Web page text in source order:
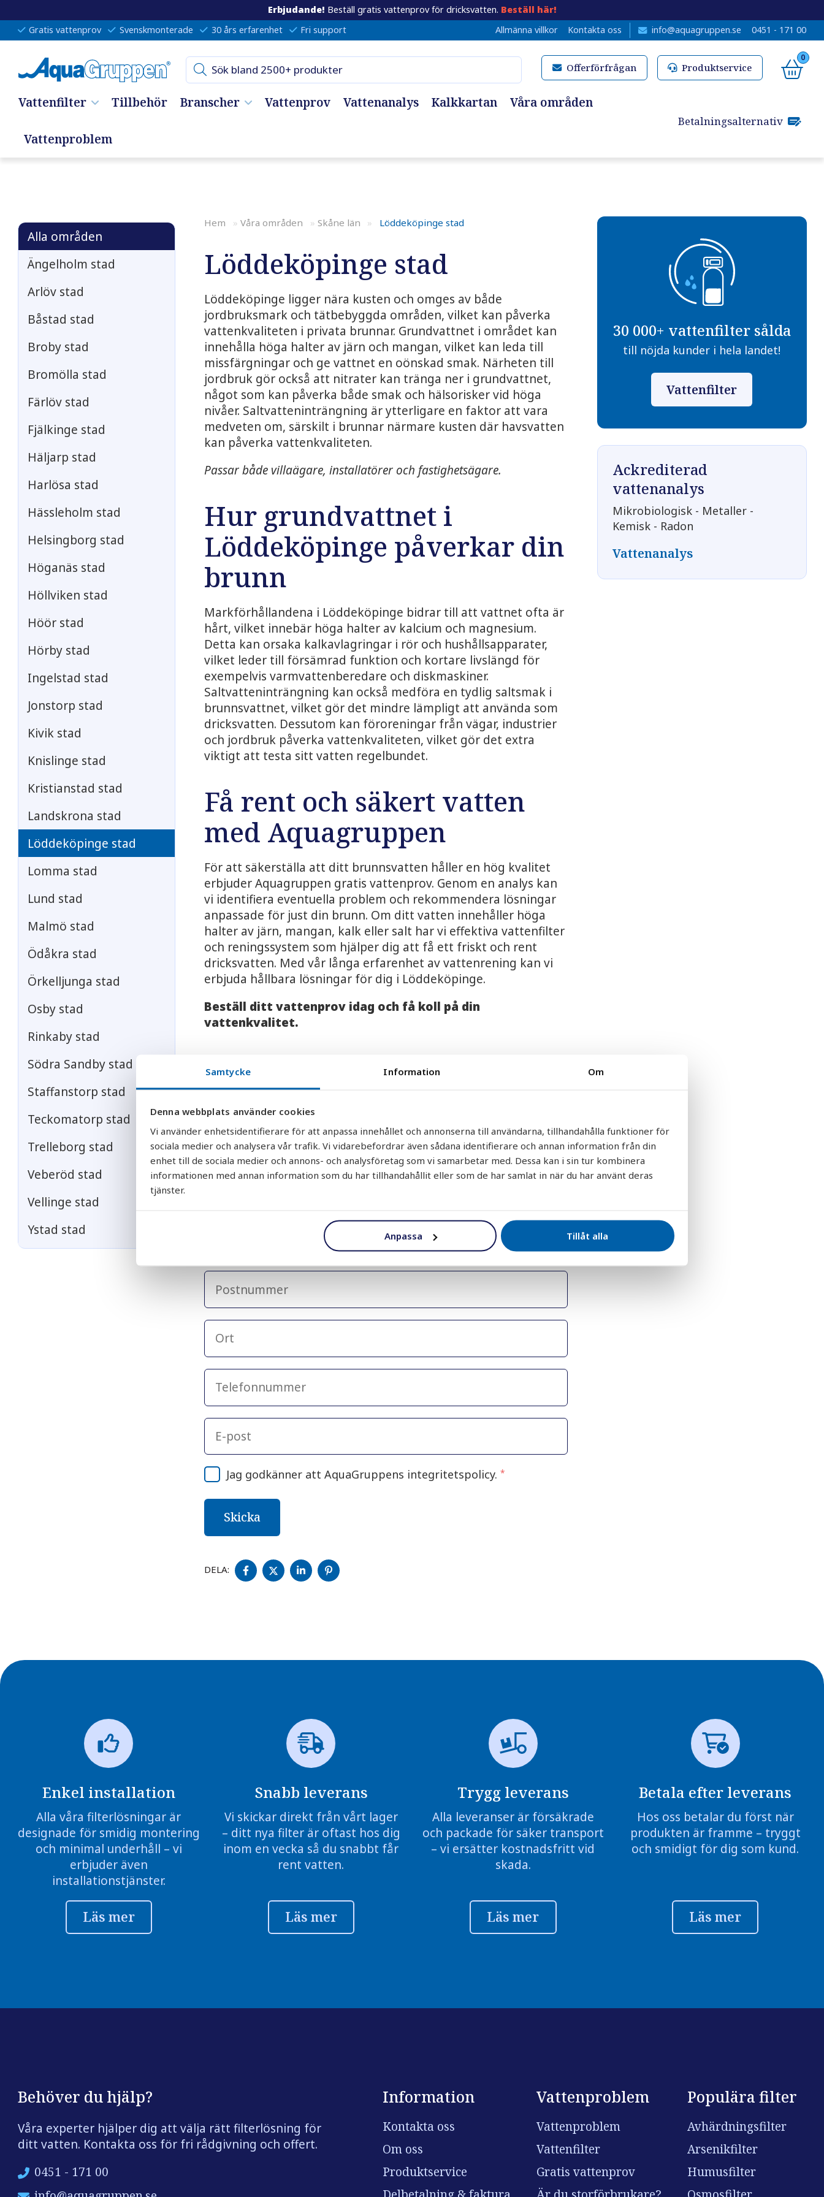
Samtycke Information Om
Denna webbplats använder cookies
Vi använder enhetsidentifierare för att anpassa innehållet och annonserna till användarna, tillhandahålla funktioner för
sociala medier och analysera vår trafik. Vi vidarebefordrar även sådana identifierare och annan information från din
enhet till de sociala medier och annons- och analysföretag som vi samarbetar med. Dessa kan i sin tur kombinera
informationen med annan information som du har tillhandahållit eller som de har samlat in när du har använt deras
tjänster.
Anpassa Tillåt alla
Erbjudande! Beställ gratis vattenprov för dricksvatten. Beställ här!
Gratis vattenprov
Svenskmonterade 30 års erfarenhet Fri support Allmänna villkor Kontakta oss info@aquagruppen.se 0451 - 171 00
Offerförfrågan Produktservice
0
Vattenfilter Tillbehör Branscher Vattenprov Vattenanalys Kalkkartan Våra områden
Vattenproblem
Betalningsalternativ
Alla områden
Ängelholm stad
Arlöv stad
Båstad stad
Broby stad
Bromölla stad
Färlöv stad
Fjälkinge stad
Häljarp stad
Harlösa stad
Hässleholm stad
Helsingborg stad
Höganäs stad
Höllviken stad
Höör stad
Hörby stad
Ingelstad stad
Jonstorp stad
Kivik stad
Knislinge stad
Kristianstad stad
Landskrona stad
Löddeköpinge stad
Lomma stad
Lund stad
Malmö stad
Ödåkra stad
Örkelljunga stad
Osby stad
Rinkaby stad
Södra Sandby stad
Staffanstorp stad
Teckomatorp stad
Trelleborg stad
Veberöd stad
Vellinge stad
Ystad stad
Hem » Våra områden » Skåne län » Löddeköpinge stad
Löddeköpinge stad
Löddeköpinge ligger nära kusten och omges av både
jordbruksmark och tätbebyggda områden, vilket kan påverka
vattenkvaliteten i privata brunnar. Grundvattnet i området kan
innehålla höga halter av järn och mangan, vilket kan leda till
missfärgningar och ge vattnet en oönskad smak. Närheten till
jordbruk gör också att nitrater kan tränga ner i grundvattnet,
något som kan påverka både smak och hälsorisker vid höga
nivåer. Saltvatteninträngning är ytterligare en faktor att vara
medveten om, särskilt i brunnar närmare kusten där havsvatten
kan påverka vattenkvaliteten.
Passar både villaägare, installatörer och fastighetsägare.
Hur grundvattnet i
Löddeköpinge påverkar din
brunn
Markförhållandena i Löddeköpinge bidrar till att vattnet ofta är
hårt, vilket innebär höga halter av kalcium och magnesium.
Detta kan orsaka kalkavlagringar i rör och hushållsapparater,
vilket leder till försämrad funktion och kortare livslängd för
exempelvis varmvattenberedare och diskmaskiner.
Saltvatteninträngning kan också medföra en tydlig saltsmak i
brunnsvattnet, vilket gör det mindre lämpligt att använda som
dricksvatten. Dessutom kan föroreningar från vägar, industrier
och jordbruk påverka vattenkvaliteten, vilket gör det extra
viktigt att testa sitt vatten regelbundet.
Få rent och säkert vatten
med Aquagruppen
För att säkerställa att ditt brunnsvatten håller en hög kvalitet
erbjuder Aquagruppen gratis vattenprov. Genom en analys kan
vi identifiera eventuella problem och rekommendera lösningar
anpassade för just din brunn. Om ditt vatten innehåller höga
halter av järn, mangan, kalk eller salt har vi effektiva vattenfilter
och reningssystem som hjälper dig att få ett friskt och rent
dricksvatten. Med vår långa erfarenhet av vattenrening kan vi
erbjuda hållbara lösningar för dig i Löddeköpinge.
Beställ ditt vattenprov idag och få koll på din
vattenkvalitet.
Vattenprov
Jag godkänner att AquaGruppens integritetspolicy.*
DELA:
DELA
PÅ
DELA
PÅ
DELA
PÅ
DELA
PÅ
30 000+ vattenfilter sålda
till nöjda kunder i hela landet!
Vattenfilter
Ackrediterad
vattenanalys
Mikrobiologisk - Metaller -
Kemisk - Radon
Vattenanalys
Enkel installation
Alla våra filterlösningar är
designade för smidig montering
och minimal underhåll – vi
erbjuder även
installationstjänster.
Läs mer
Snabb leverans
Vi skickar direkt från vårt lager
– ditt nya filter är oftast hos dig
inom en vecka så du snabbt får
rent vatten.
Läs mer
Trygg leverans
Alla leveranser är försäkrade
och packade för säker transport
– vi ersätter kostnadsfritt vid
skada.
Läs mer
Betala efter leverans
Hos oss betalar du först när
produkten är framme – tryggt
och smidigt för dig som kund.
Läs mer
Behöver du hjälp?
Våra experter hjälper dig att välja rätt filterlösning för
ditt vatten. Kontakta oss för fri rådgivning och offert.
0451 - 171 00
Information
Kontakta oss
Om oss
Produktservice
Vattenproblem
Vattenproblem
Vattenfilter
Gratis vattenprov
Populära filter
Avhärdningsfilter
Arsenikfilter
Humusfilter